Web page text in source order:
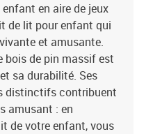
en aire de jeux
de lit pour enfant qui
et amusante.
bois de pin massif est
sa durabilité. Ses
distinctifs contribuent
amusant : en
de votre enfant, vous